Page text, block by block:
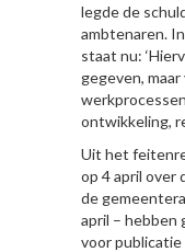
legde de
ambtenaren.
staat nu:
gegeven,
ontwikkeling,
Uit het
op 4 april over
de
april – hebben
voor